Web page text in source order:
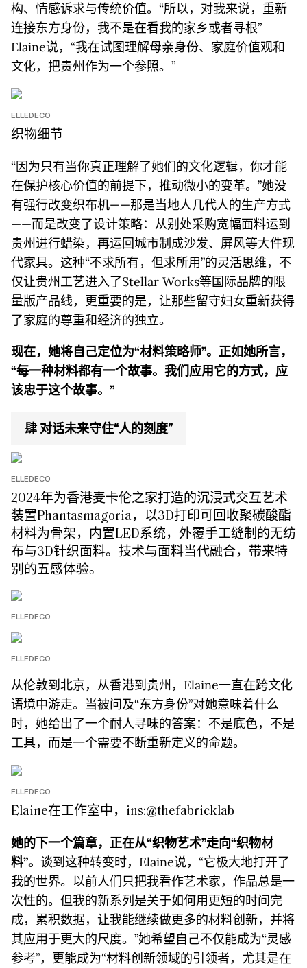
构、情感诉求与传统价值。“所以，对我来说，重新
连接东方身份，我不是在看我的家乡或者寻根”
Elaine说，“我在试图理解母亲身份、家庭价值观和
文化，把贵州作为一个参照。”
ELLEDECO
织物细节
“因为只有当你真正理解了她们的文化逻辑，你才能
在保护核心价值的前提下，推动微小的变革。”她没
有强行改变织布机——那是当地人几代人的生产方式
——而是改变了设计策略：从别处采购宽幅面料运到
贵州进行蜡染，再运回城市制成沙发、屏风等大件现
代家具。这种“不求所有，但求所用”的灵活思维，不
仅让贵州工艺进入了Stellar Works等国际品牌的限
量版产品线，更重要的是，让那些留守妇女重新获得
了家庭的尊重和经济的独立。
现在，她将自己定位为“材料策略师”。正如她所言，
“每一种材料都有一个故事。我们应用它的方式，应
该忠于这个故事。”
肆 对话未来守住“人的刻度”
ELLEDECO
2024年为香港麦卡伦之家打造的沉浸式交互艺术
装置Phantasmagoria，以3D打印可回收聚碳酸酯
材料为骨架，内置LED系统，外覆手工缝制的无纺
布与3D针织面料。技术与面料当代融合，带来特
别的五感体验。
ELLEDECO
ELLEDECO
从伦敦到北京，从香港到贵州，Elaine一直在跨文化
语境中游走。当被问及“东方身份”对她意味着什么
时，她给出了一个耐人寻味的答案：不是底色，不是
工具，而是一个需要不断重新定义的命题。
ELLEDECO
Elaine在工作室中，ins:@thefabricklab
她的下一个篇章，正在从“织物艺术”走向“织物材
料”。 谈到这种转变时，Elaine说，“它极大地打开了
我的世界。以前人们只把我看作艺术家，作品总是一
次性的。但我的新系列是关于如何用更短的时间完
成，累积数据，让我能继续做更多的材料创新，并将
其应用于更大的尺度。”她希望自己不仅能成为“灵感
参考”，更能成为“材料创新领域的引领者，尤其是在